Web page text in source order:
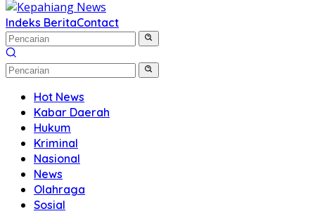
Indeks BeritaContact
Hot News
Kabar Daerah
Hukum
Kriminal
Nasional
News
Olahraga
Sosial